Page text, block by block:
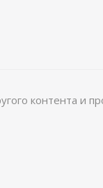
контента